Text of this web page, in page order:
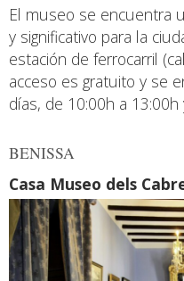
El museo se encuentra
y significativo para la
estación de ferrocarril
acceso es gratuito y se
días, de 10:00h a
BENISSA
Casa Museo dels